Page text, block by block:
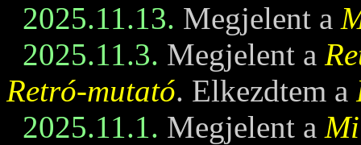
2025.11.13. Megjelent a
2025.11.3. Megjelent a
Retró-mutató. Elkezdtem a
2025.11.1. Megjelent a